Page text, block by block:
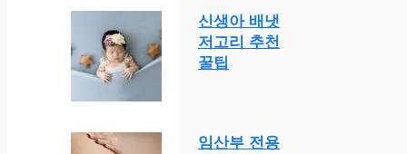
신생아 배냇
저고리 추천
꿀팁
임산부 전용